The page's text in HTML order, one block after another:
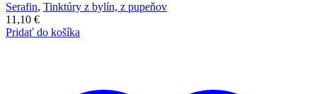
Serafin, Tinktúry z bylín, z pupeňov
11,10 €
Pridať do košíka